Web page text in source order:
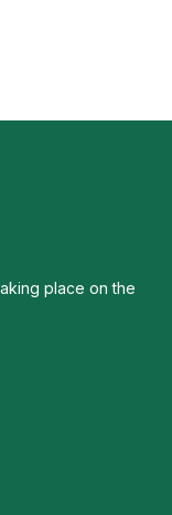
place on the